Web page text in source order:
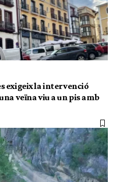
exigeix la intervenció
veïna viu a un pis amb